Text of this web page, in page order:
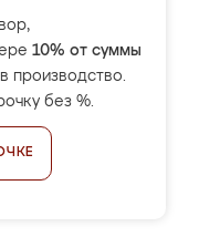
10% от суммы
производство.
без %.